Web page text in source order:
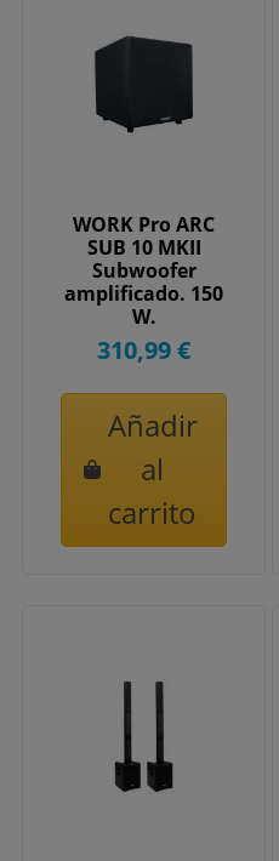
WORK Pro ARC
SUB 10 MKII
Subwoofer
amplificado. 150
W.
310,99 €
Añadir
al
carrito